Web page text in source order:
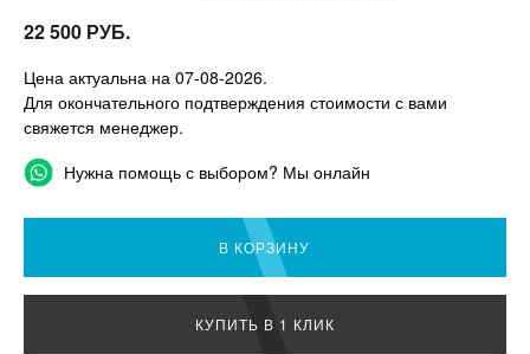
22 500 РУБ.
Цена актуальна на 07-08-2026.
Для окончательного подтверждения стоимости с вами
свяжется менеджер.
Нужна помощь с выбором? Мы онлайн
В КОРЗИНУ
КУПИТЬ В 1 КЛИК